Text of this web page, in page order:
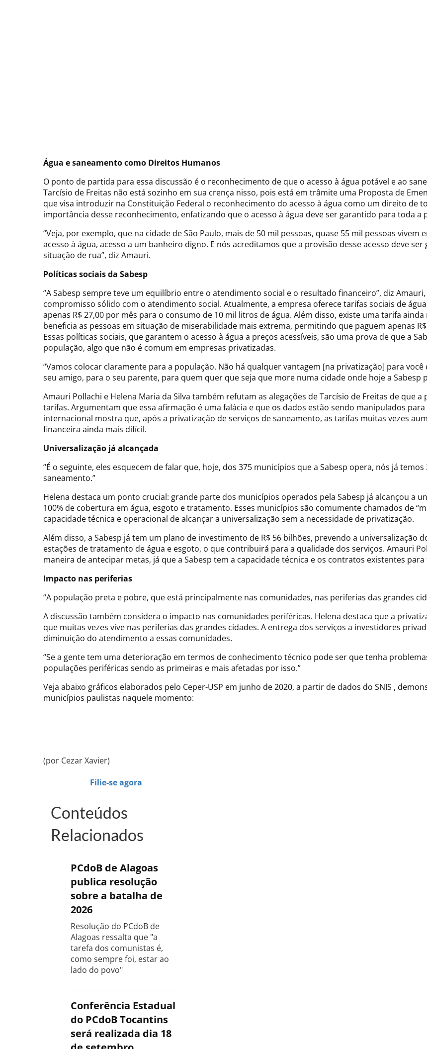
Água e saneamento como Direitos Humanos
O ponto de partida para essa discussão é o reconhecimento de que o acesso à água potável e ao
Tarcísio de Freitas não está sozinho em sua crença nisso, pois está em trâmite uma Proposta de
que visa introduzir na Constituição Federal o reconhecimento do acesso à água como um direito de
importância desse reconhecimento, enfatizando que o acesso à água deve ser garantido para toda a
“Veja, por exemplo, que na cidade de São Paulo, mais de 50 mil pessoas, quase 55 mil pessoas
acesso à água, acesso a um banheiro digno. E nós acreditamos que a provisão desse acesso deve
situação de rua”, diz Amauri.
Políticas sociais da Sabesp
“A Sabesp sempre teve um equilíbrio entre o atendimento social e o resultado financeiro”, diz
compromisso sólido com o atendimento social. Atualmente, a empresa oferece tarifas sociais de
apenas R$ 27,00 por mês para o consumo de 10 mil litros de água. Além disso, existe uma tarifa
beneficia as pessoas em situação de miserabilidade mais extrema, permitindo que paguem apenas
Essas políticas sociais, que garantem o acesso à água a preços acessíveis, são uma prova de que a
população, algo que não é comum em empresas privatizadas.
“Vamos colocar claramente para a população. Não há qualquer vantagem [na privatização] para
seu amigo, para o seu parente, para quem quer que seja que more numa cidade onde hoje a Sabesp
Amauri Pollachi e Helena Maria da Silva também refutam as alegações de Tarcísio de Freitas de que
tarifas. Argumentam que essa afirmação é uma falácia e que os dados estão sendo manipulados
internacional mostra que, após a privatização de serviços de saneamento, as tarifas muitas vezes
financeira ainda mais difícil.
Universalização já alcançada
“É o seguinte, eles esquecem de falar que, hoje, dos 375 municípios que a Sabesp opera, nós já
saneamento.”
Helena destaca um ponto crucial: grande parte dos municípios operados pela Sabesp já alcançou a
100% de cobertura em água, esgoto e tratamento. Esses municípios são comumente chamados de
capacidade técnica e operacional de alcançar a universalização sem a necessidade de privatização.
Além disso, a Sabesp já tem um plano de investimento de R$ 56 bilhões, prevendo a universalização
estações de tratamento de água e esgoto, o que contribuirá para a qualidade dos serviços. Amauri
maneira de antecipar metas, já que a Sabesp tem a capacidade técnica e os contratos existentes
Impacto nas periferias
“A população preta e pobre, que está principalmente nas comunidades, nas periferias das grandes
A discussão também considera o impacto nas comunidades periféricas. Helena destaca que a
que muitas vezes vive nas periferias das grandes cidades. A entrega dos serviços a investidores
diminuição do atendimento a essas comunidades.
“Se a gente tem uma deterioração em termos de conhecimento técnico pode ser que tenha
populações periféricas sendo as primeiras e mais afetadas por isso.”
Veja abaixo gráficos elaborados pelo Ceper-USP em junho de 2020, a partir de dados do SNIS ,
municípios paulistas naquele momento:
(por Cezar Xavier)
Filie-se agora
Conteúdos
Relacionados
PCdoB de Alagoas
publica resolução
sobre a batalha de
2026
Resolução do PCdoB de
Alagoas ressalta que "a
tarefa dos comunistas é,
como sempre foi, estar ao
lado do povo"
Conferência Estadual
do PCdoB Tocantins
será realizada dia 18